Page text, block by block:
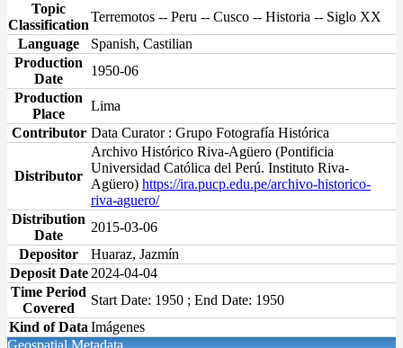
Topic
Classification
Terremotos -- Peru -- Cusco -- Historia -- Siglo XX
Language
Spanish, Castilian
Production
Date
1950-06
Production
Place
Lima
Contributor Data Curator : Grupo Fotografía Histórica
Distributor
Archivo Histórico Riva-Agüero (Pontificia
Universidad Católica del Perú. Instituto Riva-
Agüero) https://ira.pucp.edu.pe/archivo-historico-
riva-aguero/
Distribution
Date
2015-03-06
Depositor
Huaraz, Jazmín
Deposit Date 2024-04-04
Time Period
Covered
Start Date: 1950 ; End Date: 1950
Kind of Data Imágenes
Geospatial Metadata